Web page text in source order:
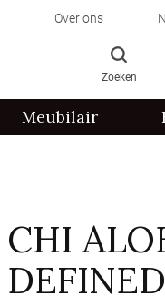
Over ons
Zoeken
Meubilair
CHI